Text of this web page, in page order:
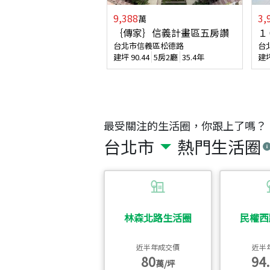
最受關注的生活圈，你跟上了嗎？
台北市 熱門生活圈
林森北路生活圈
近半年成交價
80萬/坪
民權
近半
9,388萬
｛傳家｝信義計畫區五房讚
台北市信義區松德路
建坪90.44 5房2廳 35.4年
台
建